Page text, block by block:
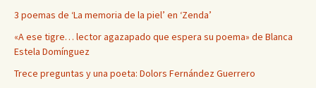
3 poemas de ‘La memoria de la piel’ en ‘Zenda’
«A ese tigre… lector agazapado que espera su poema» de Blanca
Estela Domínguez
Trece preguntas y una poeta: Dolors Fernández Guerrero